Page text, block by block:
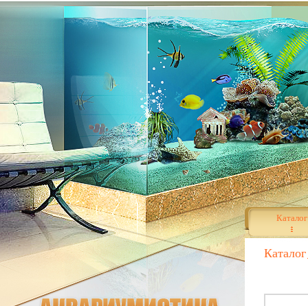
Каталог
Каталог